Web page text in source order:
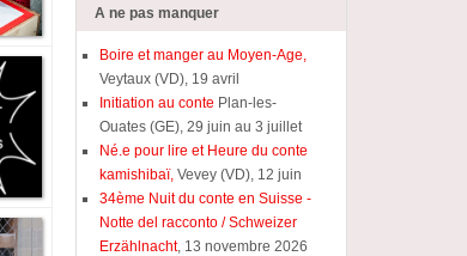
A ne pas manquer
Boire et manger au Moyen-Age,
Veytaux (VD), 19 avril
Initiation au conte Plan-les-
Ouates (GE), 29 juin au 3 juillet
Né.e pour lire et Heure du conte
kamishibaï, Vevey (VD), 12 juin
34ème Nuit du conte en Suisse -
Notte del racconto / Schweizer
Erzählnacht, 13 novembre 2026